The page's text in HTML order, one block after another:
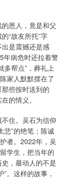
恩人，竟是和父
“故友所托”字
是震撼还是感
年病危时还拉着警
多帮点”，葬礼上
家人默默摆在了
些按时送到的
的情义。
住。吴石为信仰
悲”的绝笔；陈诚
者。2022年，吴
学生，把当年的
，最动人的不是
。这样的故事，